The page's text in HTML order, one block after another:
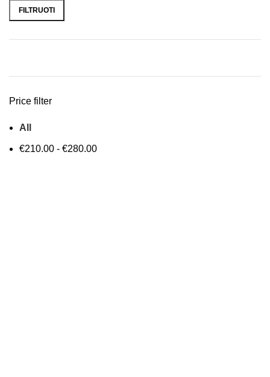
FILTRUOTI
Price filter
All
€210.00 - €280.00